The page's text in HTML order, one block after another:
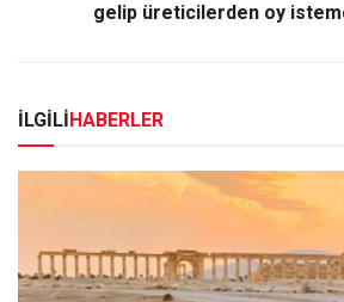
gelip üreticilerden oy
İLGİLİHABERLER